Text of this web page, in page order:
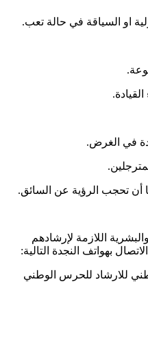
او السياقة في حالة تعب.
في الغرض.
أن تحجب الرؤية عن السائق.
اللازمة لإرشادهم
بهواتف النجدة التالية:
للارشاد للحرس الوطني